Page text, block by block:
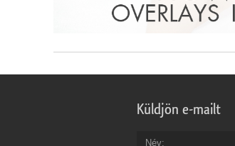
Küldjön e-mailt
Név